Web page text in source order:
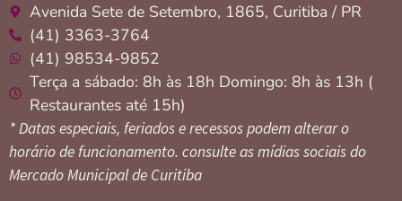
Avenida Sete de Setembro, 1865, Curitiba / PR
(41) 3363-3764
(41) 98534-9852
Terça a sábado: 8h às 18h Domingo: 8h às 13h (
Restaurantes até 15h)
* Datas especiais, feriados e recessos podem alterar o
horário de funcionamento. consulte as mídias sociais do
Mercado Municipal de Curitiba